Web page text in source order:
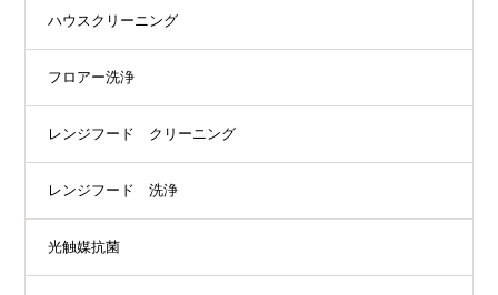
ハウスクリーニング
フロアー洗浄
レンジフード クリーニング
レンジフード 洗浄
光触媒抗菌